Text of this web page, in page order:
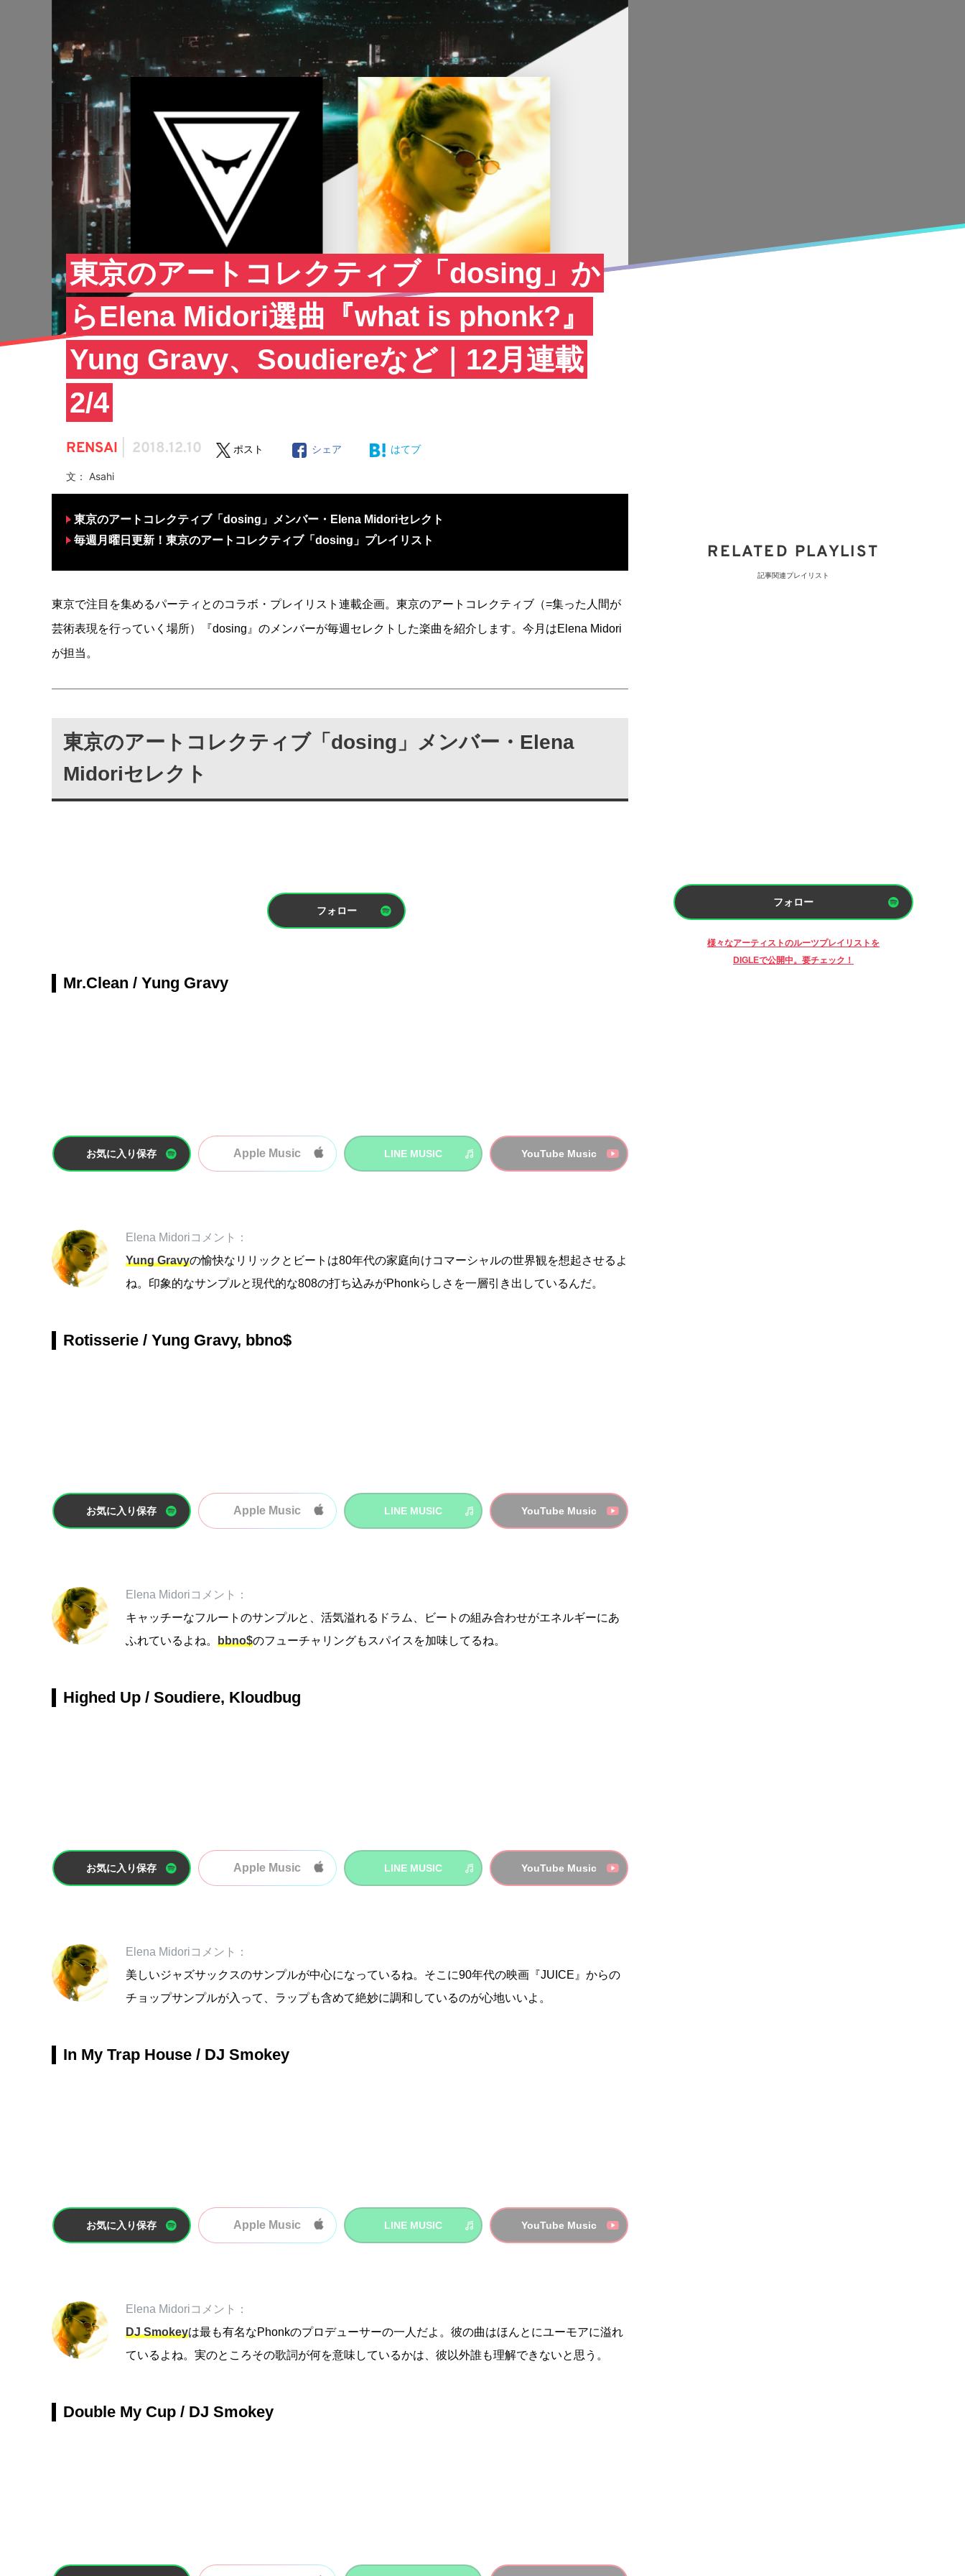
東京のアートコレクティブ「dosing」か
らElena Midori選曲『what is phonk?』
Yung Gravy、Soudiereなど｜12月連載
2/4
RENSAI 2018.12.10 ポスト シェア はてブ
文： Asahi
東京のアートコレクティブ「dosing」メンバー・Elena Midoriセレクト
毎週月曜日更新！東京のアートコレクティブ「dosing」プレイリスト
東京で注目を集めるパーティとのコラボ・プレイリスト連載企画。東京のアートコレクティブ（=集った人間が
芸術表現を行っていく場所）『dosing』のメンバーが毎週セレクトした楽曲を紹介します。今月はElena Midori
が担当。
東京のアートコレクティブ「dosing」メンバー・Elena
Midoriセレクト
フォロー
Mr.Clean / Yung Gravy
お気に入り保存 Apple Music LINE MUSIC YouTube Music
Elena Midoriコメント：
Yung Gravyの愉快なリリックとビートは80年代の家庭向けコマーシャルの世界観を想起させるよ
ね。印象的なサンプルと現代的な808の打ち込みがPhonkらしさを一層引き出しているんだ。
Rotisserie / Yung Gravy, bbno$
お気に入り保存 Apple Music LINE MUSIC YouTube Music
Elena Midoriコメント：
キャッチーなフルートのサンプルと、活気溢れるドラム、ビートの組み合わせがエネルギーにあ
ふれているよね。 bbno$のフューチャリングもスパイスを加味してるね。
Highed Up / Soudiere, Kloudbug
お気に入り保存 Apple Music LINE MUSIC YouTube Music
Elena Midoriコメント：
美しいジャズサックスのサンプルが中心になっているね。そこに90年代の映画『JUICE』からの
チョップサンプルが入って、ラップも含めて絶妙に調和しているのが心地いいよ。
In My Trap House / DJ Smokey
お気に入り保存 Apple Music LINE MUSIC YouTube Music
Elena Midoriコメント：
DJ Smokeyは最も有名なPhonkのプロデューサーの一人だよ。彼の曲はほんとにユーモアに溢れ
ているよね。実のところその歌詞が何を意味しているかは、彼以外誰も理解できないと思う。
Double My Cup / DJ Smokey
RELATED PLAYLIST
記事関連プレイリスト
フォロー
様々なアーティストのルーツプレイリストを
DIGLEで公開中。要チェック！